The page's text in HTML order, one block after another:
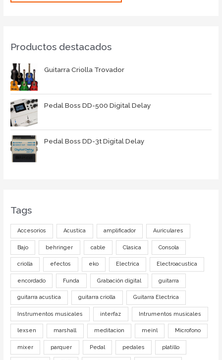
Productos destacados
Guitarra Criolla Trovador
Pedal Boss DD-500 Digital Delay
Pedal Boss DD-3t Digital Delay
Tags
Accesorios Acustica amplificador Auriculares
Bajo behringer cable Clasica Consola
criolla efectos eko Electrica Electroacustica
encordado Funda Grabación digital guitarra
guitarra acustica guitarra criolla Guitarra Electrica
Instrumentos musicales interfaz Intrumentos musicales
lexsen marshall meditacion meinl Microfono
mixer parquer Pedal pedales platillo